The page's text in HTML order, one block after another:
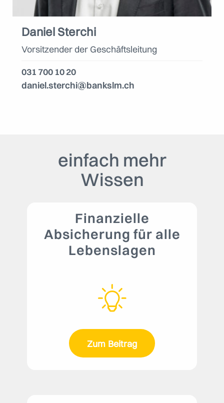
Daniel Sterchi
Vorsitzender der Geschäftsleitung
031 700 10 20
daniel.sterchi@bankslm.ch
einfach mehr
Wissen
Finanzielle
Absicherung für alle
Lebenslagen
Zum Beitrag